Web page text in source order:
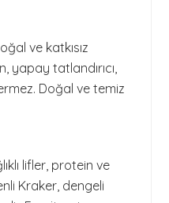
ve katkısız
yapay tatlandırıcı,
Doğal ve temiz
lifler, protein ve
Kraker, dengeli